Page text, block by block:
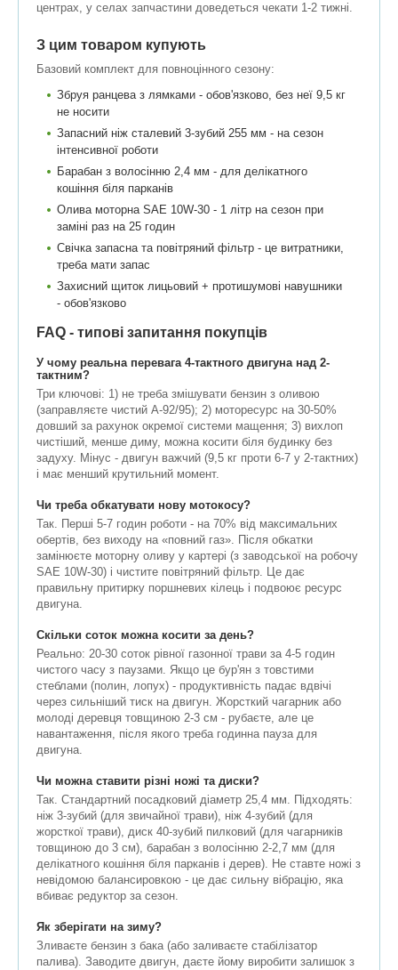
центрах, у селах запчастини доведеться чекати 1-2 тижні.
З цим товаром купують
Базовий комплект для повноцінного сезону:
Збруя ранцева з лямками - обов'язково, без неї 9,5 кг
не носити
Запасний ніж сталевий 3-зубий 255 мм - на сезон
інтенсивної роботи
Барабан з волосінню 2,4 мм - для делікатного
кошіння біля парканів
Олива моторна SAE 10W-30 - 1 літр на сезон при
заміні раз на 25 годин
Свічка запасна та повітряний фільтр - це витратники,
треба мати запас
Захисний щиток лицьовий + протишумові навушники
- обов'язково
FAQ - типові запитання покупців
У чому реальна перевага 4-тактного двигуна над 2-
тактним?
Три ключові: 1) не треба змішувати бензин з оливою
(заправляєте чистий А-92/95); 2) моторесурс на 30-50%
довший за рахунок окремої системи мащення; 3) вихлоп
чистіший, менше диму, можна косити біля будинку без
задуху. Мінус - двигун важчий (9,5 кг проти 6-7 у 2-тактних)
і має менший крутильний момент.
Чи треба обкатувати нову мотокосу?
Так. Перші 5-7 годин роботи - на 70% від максимальних
обертів, без виходу на «повний газ». Після обкатки
замінюєте моторну оливу у картері (з заводської на робочу
SAE 10W-30) і чистите повітряний фільтр. Це дає
правильну притирку поршневих кілець і подвоює ресурс
двигуна.
Скільки соток можна косити за день?
Реально: 20-30 соток рівної газонної трави за 4-5 годин
чистого часу з паузами. Якщо це бур'ян з товстими
стеблами (полин, лопух) - продуктивність падає вдвічі
через сильніший тиск на двигун. Жорсткий чагарник або
молоді деревця товщиною 2-3 см - рубаєте, але це
навантаження, після якого треба годинна пауза для
двигуна.
Чи можна ставити різні ножі та диски?
Так. Стандартний посадковий діаметр 25,4 мм. Підходять:
ніж 3-зубий (для звичайної трави), ніж 4-зубий (для
жорсткої трави), диск 40-зубий пилковий (для чагарників
товщиною до 3 см), барабан з волосінню 2-2,7 мм (для
делікатного кошіння біля парканів і дерев). Не ставте ножі з
невідомою балансировкою - це дає сильну вібрацію, яка
вбиває редуктор за сезон.
Як зберігати на зиму?
Зливаєте бензин з бака (або заливаєте стабілізатор
палива). Заводите двигун, даєте йому виробити залишок з